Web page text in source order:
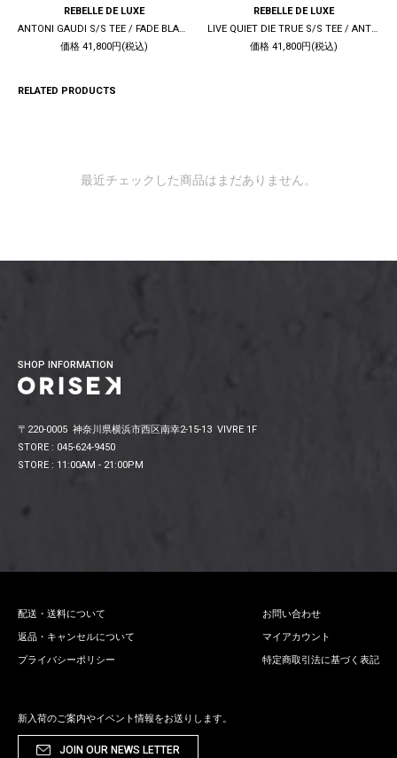
REBELLE DE LUXE
ANTONI GAUDI S/S TEE / FADE BLACK
価格 41,800円(税込)
REBELLE DE LUXE
LIVE QUIET DIE TRUE S/S TEE / ANTIQUE WHITE
価格 41,800円(税込)
RELATED PRODUCTS
最近チェックした商品はまだありません。
SHOP INFORMATION
〒220-0005 神奈川県横浜市西区南幸2-15-13 VIVRE 1F
STORE : 045-624-9450
STORE : 11:00AM - 21:00PM
配送・送料について
返品・キャンセルについて
プライバシーポリシー
お問い合わせ
マイアカウント
特定商取引法に基づく表記
新入荷のご案内やイベント情報をお送りします。
JOIN OUR NEWS LETTER